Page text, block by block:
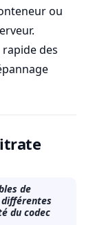
ou
des
de
du codec